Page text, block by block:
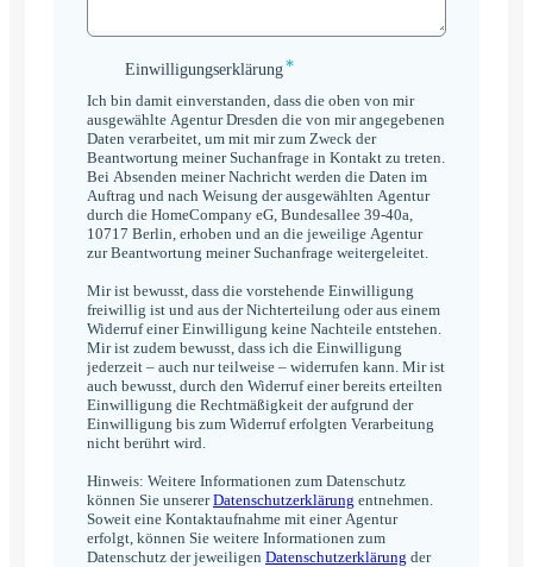
Einwilligungserklärung
Einwilligungserklärung*
Ich bin damit einverstanden, dass die oben von mir
ausgewählte Agentur Dresden die von mir angegebenen
Daten verarbeitet, um mit mir zum Zweck der
Beantwortung meiner Suchanfrage in Kontakt zu treten.
Bei Absenden meiner Nachricht werden die Daten im
Auftrag und nach Weisung der ausgewählten Agentur
durch die HomeCompany eG, Bundesallee 39-40a,
10717 Berlin, erhoben und an die jeweilige Agentur
zur Beantwortung meiner Suchanfrage weitergeleitet.
Mir ist bewusst, dass die vorstehende Einwilligung
freiwillig ist und aus der Nichterteilung oder aus einem
Widerruf einer Einwilligung keine Nachteile entstehen.
Mir ist zudem bewusst, dass ich die Einwilligung
jederzeit – auch nur teilweise – widerrufen kann. Mir ist
auch bewusst, durch den Widerruf einer bereits erteilten
Einwilligung die Rechtmäßigkeit der aufgrund der
Einwilligung bis zum Widerruf erfolgten Verarbeitung
nicht berührt wird.
Hinweis: Weitere Informationen zum Datenschutz
können Sie unsererDatenschutzerklärung entnehmen.
Soweit eine Kontaktaufnahme mit einer Agentur
erfolgt, können Sie weitere Informationen zum
Datenschutz der jeweiligen Datenschutzerklärung der